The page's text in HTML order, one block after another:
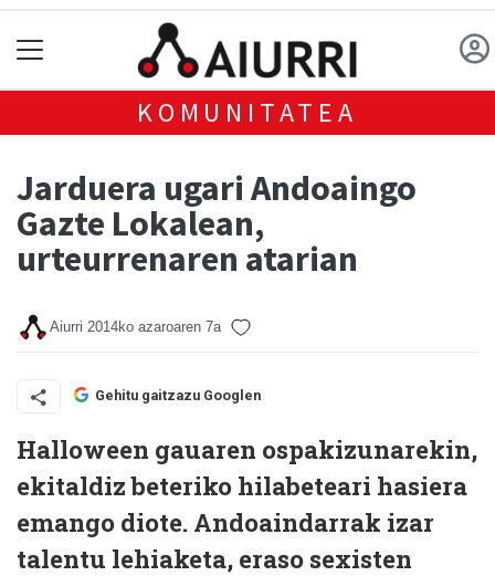
KOMUNITATEA
Jarduera ugari Andoaingo
Gazte Lokalean,
urteurrenaren atarian
Aiurri 2014ko azaroaren 7a
Gehitu gaitzazu Googlen
Halloween gauaren ospakizunarekin,
ekitaldiz beteriko hilabeteari hasiera
emango diote. Andoaindarrak izar
talentu lehiaketa, eraso sexisten